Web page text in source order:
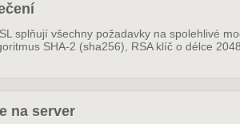
splňují všechny požadavky na spolehlivé
SHA-2 (sha256), RSA klíč o délce
na server